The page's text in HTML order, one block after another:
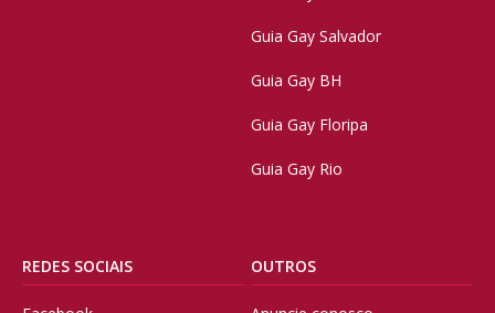
Guia Gay Salvador
Guia Gay BH
Guia Gay Floripa
Guia Gay Rio
REDES SOCIAIS OUTROS